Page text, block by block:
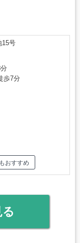
15号
歩7分
おすすめ